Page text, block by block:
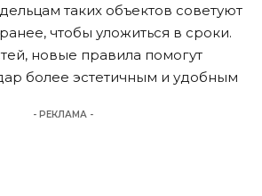
таких объектов советуют
чтобы уложиться в сроки.
новые правила помогут
более эстетичным и удобным
- РЕКЛАМА -